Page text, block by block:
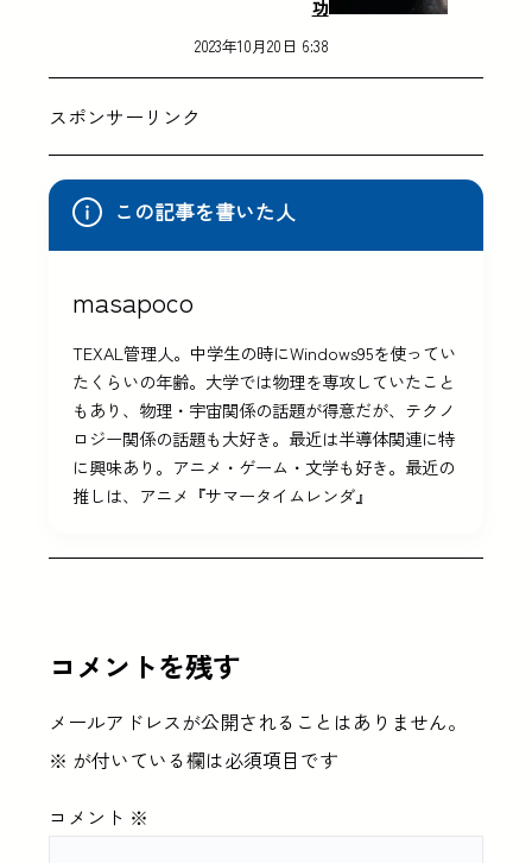
功
2023年10月20日 6:38
スポンサーリンク
この記事を書いた人
masapoco
TEXAL管理人。中学生の時にWindows95を使ってい
たくらいの年齢。大学では物理を専攻していたこと
もあり、物理・宇宙関係の話題が得意だが、テクノ
ロジー関係の話題も大好き。最近は半導体関連に特
に興味あり。アニメ・ゲーム・文学も好き。最近の
推しは、アニメ『サマータイムレンダ』
コメントを残す
メールアドレスが公開されることはありません。
※ が付いている欄は必須項目です
コメント ※